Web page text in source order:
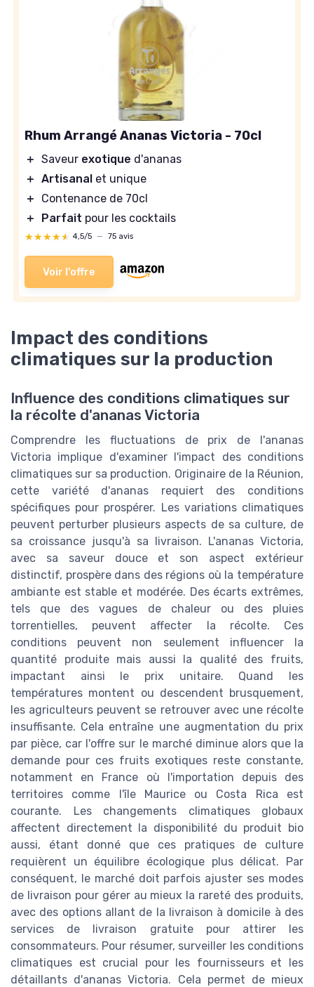
Rhum Arrangé Ananas Victoria - 70cl
＋ Saveur exotique d'ananas
＋ Artisanal et unique
＋
Contenance de 70cl
＋
Parfait pour les cocktails
★★★★★
★★★★★ 4,5/5 — 75 avis
Voir l'offre
Impact des conditions
climatiques sur la production
Influence des conditions climatiques sur
la récolte d'ananas Victoria
Comprendre les fluctuations de prix de l'ananas
Victoria implique d'examiner l'impact des conditions
climatiques sur sa production. Originaire de la Réunion,
cette variété d'ananas requiert des conditions
spécifiques pour prospérer. Les variations climatiques
peuvent perturber plusieurs aspects de sa culture, de
sa croissance jusqu'à sa livraison. L'ananas Victoria,
avec sa saveur douce et son aspect extérieur
distinctif, prospère dans des régions où la température
ambiante est stable et modérée. Des écarts extrêmes,
tels que des vagues de chaleur ou des pluies
torrentielles, peuvent affecter la récolte. Ces
conditions peuvent non seulement influencer la
quantité produite mais aussi la qualité des fruits,
impactant ainsi le prix unitaire. Quand les
températures montent ou descendent brusquement,
les agriculteurs peuvent se retrouver avec une récolte
insuffisante. Cela entraîne une augmentation du prix
par pièce, car l'offre sur le marché diminue alors que la
demande pour ces fruits exotiques reste constante,
notamment en France où l'importation depuis des
territoires comme l'île Maurice ou Costa Rica est
courante. Les changements climatiques globaux
affectent directement la disponibilité du produit bio
aussi, étant donné que ces pratiques de culture
requièrent un équilibre écologique plus délicat. Par
conséquent, le marché doit parfois ajuster ses modes
de livraison pour gérer au mieux la rareté des produits,
avec des options allant de la livraison à domicile à des
services de livraison gratuite pour attirer les
consommateurs. Pour résumer, surveiller les conditions
climatiques est crucial pour les fournisseurs et les
détaillants d'ananas Victoria. Cela permet de mieux